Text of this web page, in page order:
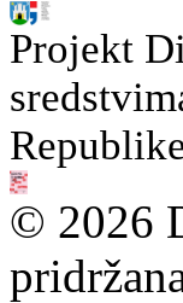
Projekt
© 2026